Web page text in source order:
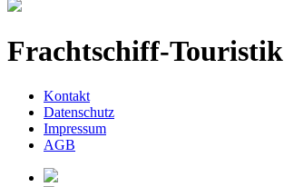
Frachtschiff-Touristik
Kontakt
Datenschutz
Impressum
AGB